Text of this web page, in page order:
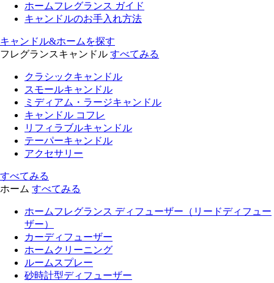
ホームフレグランス ガイド
キャンドルのお手入れ方法
キャンドル&ホームを探す
フレグランスキャンドル すべてみる
クラシックキャンドル
スモールキャンドル
ミディアム・ラージキャンドル
キャンドル コフレ
リフィラブルキャンドル
テーパーキャンドル
アクセサリー
すべてみる
ホーム すべてみる
ホームフレグランス ディフューザー（リードディフュー
ザー）
カーディフューザー
ホームクリーニング
ルームスプレー
砂時計型ディフューザー